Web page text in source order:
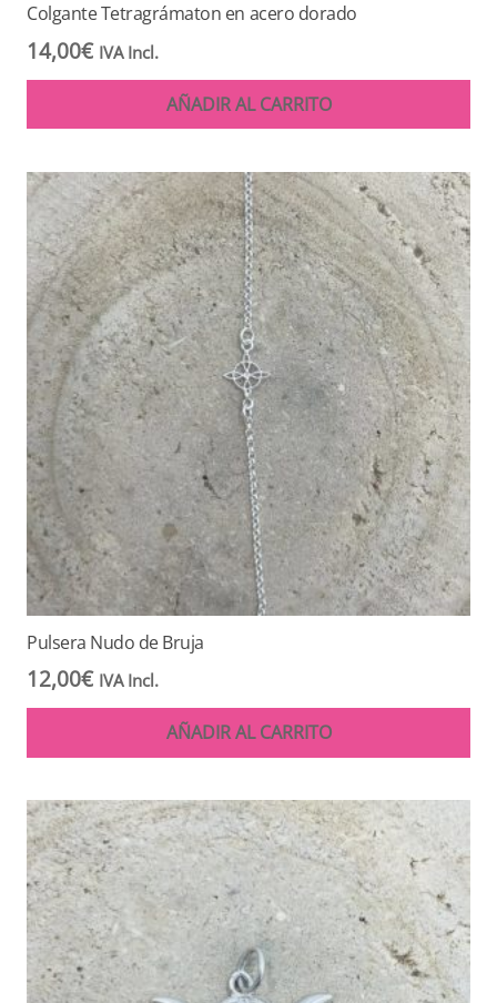
Colgante Tetragrámaton en acero dorado
14,00€ IVA Incl.
AÑADIR AL CARRITO
Pulsera Nudo de Bruja
12,00€ IVA Incl.
AÑADIR AL CARRITO